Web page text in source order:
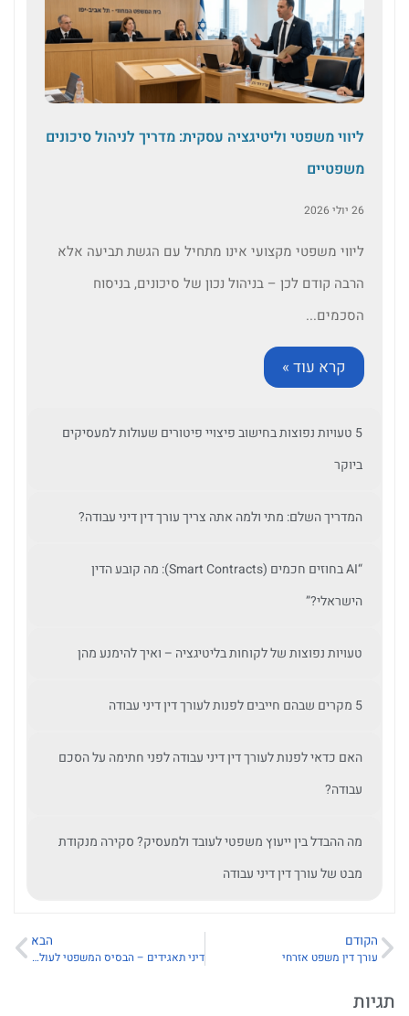
ליווי משפטי וליטיגציה עסקית: מדריך לניהול סיכונים
משפטיים
26 יולי 2026
ליווי משפטי מקצועי אינו מתחיל עם הגשת תביעה אלא
הרבה קודם לכן – בניהול נכון של סיכונים, בניסוח
הסכמים...
קרא עוד »
5 טעויות נפוצות בחישוב פיצויי פיטורים שעולות למעסיקים
ביוקר
המדריך השלם: מתי ולמה אתה צריך עורך דין דיני עבודה?
“AI בחוזים חכמים (Smart Contracts): מה קובע הדין
הישראלי?”
טעויות נפוצות של לקוחות בליטיגציה – ואיך להימנע מהן
5 מקרים שבהם חייבים לפנות לעורך דין דיני עבודה
האם כדאי לפנות לעורך דין דיני עבודה לפני חתימה על הסכם
עבודה?
מה ההבדל בין ייעוץ משפטי לעובד ולמעסיק? סקירה מנקודת
מבט של עורך דין דיני עבודה
הקודם
עורך דין משפט אזרחי
הבא
דיני תאגידים – הבסיס המשפטי לעולם התאגידים מבוא
תגיות